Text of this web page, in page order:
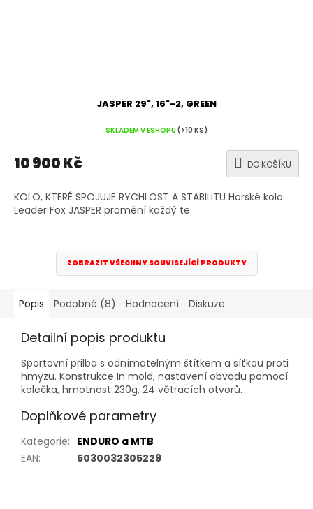
JASPER 29", 16"-2, GREEN
SKLADEM V ESHOPU(>10 KS)
10 900 Kč DO KOŠÍKU
KOLO, KTERÉ SPOJUJE RYCHLOST A STABILITU Horské kolo
Leader Fox JASPER promění každý te
ZOBRAZIT VŠECHNY SOUVISEJÍCÍ PRODUKTY
Popis Podobné (8) Hodnocení Diskuze
Detailní popis produktu
Sportovní přilba s odnímatelným štítkem a síťkou proti
hmyzu. Konstrukce In mold, nastavení obvodu pomocí
kolečka, hmotnost 230g, 24 větracích otvorů.
Doplňkové parametry
Kategorie: ENDURO a MTB
EAN: 5030032305229
Z